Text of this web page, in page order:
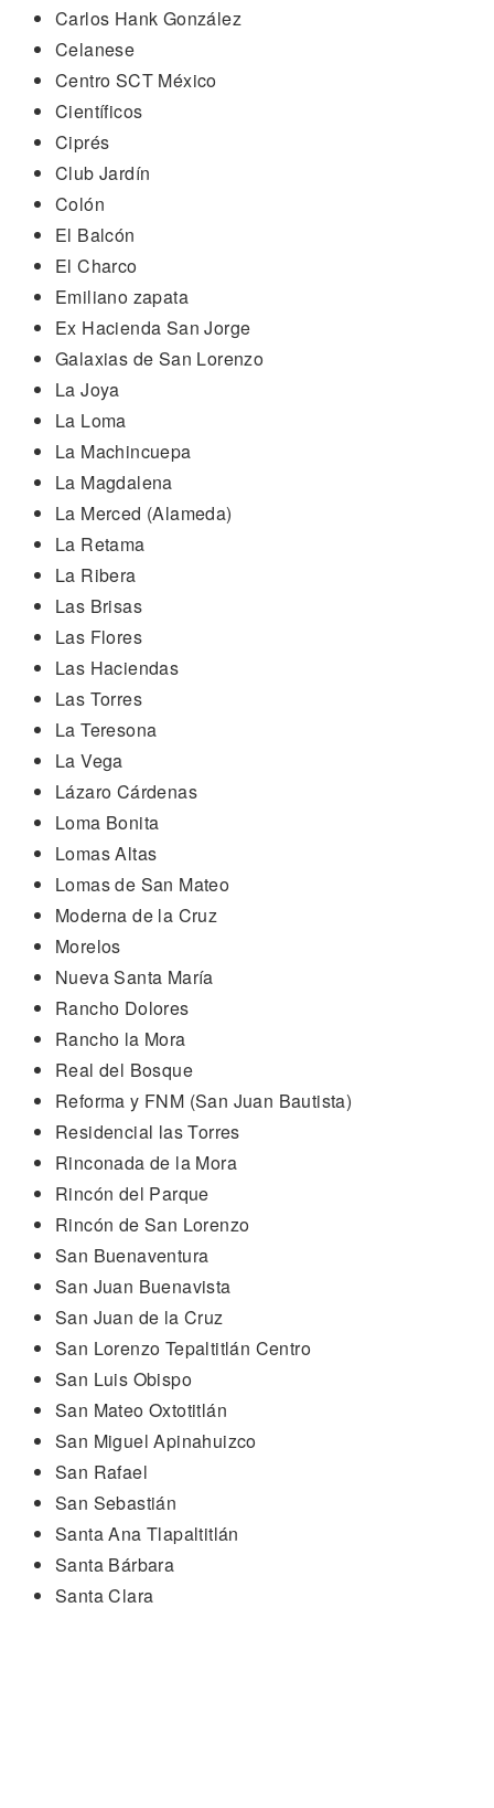
Carlos Hank González
Celanese
Centro SCT México
Científicos
Ciprés
Club Jardín
Colón
El Balcón
El Charco
Emiliano zapata
Ex Hacienda San Jorge
Galaxias de San Lorenzo
La Joya
La Loma
La Machincuepa
La Magdalena
La Merced (Alameda)
La Retama
La Ribera
Las Brisas
Las Flores
Las Haciendas
Las Torres
La Teresona
La Vega
Lázaro Cárdenas
Loma Bonita
Lomas Altas
Lomas de San Mateo
Moderna de la Cruz
Morelos
Nueva Santa María
Rancho Dolores
Rancho la Mora
Real del Bosque
Reforma y FNM (San Juan Bautista)
Residencial las Torres
Rinconada de la Mora
Rincón del Parque
Rincón de San Lorenzo
San Buenaventura
San Juan Buenavista
San Juan de la Cruz
San Lorenzo Tepaltitlán Centro
San Luis Obispo
San Mateo Oxtotitlán
San Miguel Apinahuizco
San Rafael
San Sebastián
Santa Ana Tlapaltitlán
Santa Bárbara
Santa Clara